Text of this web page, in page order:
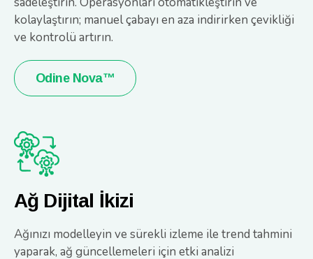
kolaylaştırın; manuel çabayı en aza indirirken çevikliği
ve kontrolü artırın.
Odine Nova™
Ağ Dijital İkizi
Ağınızı modelleyin ve sürekli izleme ile trend tahmini
yaparak, ağ güncellemeleri için etki analizi